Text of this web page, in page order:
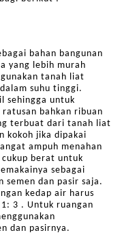
bahan bangunan
yang lebih murah
tanah liat
suhu tinggi.
sehingga untuk
bahkan ribuan
terbuat dari tanah liat
kokoh jika dipakai
ampuh menahan
cukup berat untuk
sebagai
semen dan pasir saja.
kedap air harus
3 . Untuk ruangan
dan pasirnya.